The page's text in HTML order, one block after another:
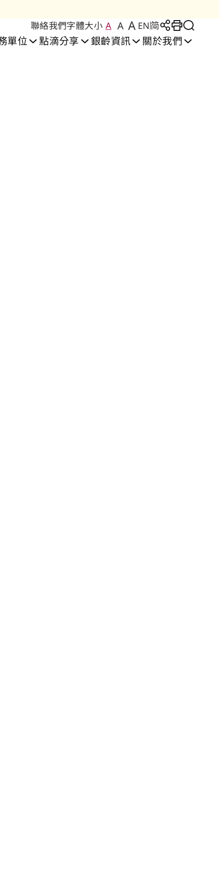
聯絡我們字體大小 ARegular Text Size
AMedium Text Size
ALarge Text Size
EN简
分享至
Print切換
單位 點滴分享 銀齡資訊 關於我們